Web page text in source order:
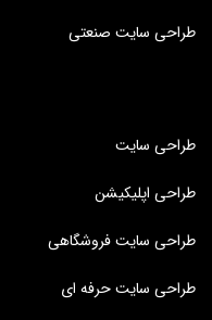
طراحی سایت صنعتی
طراحی سایت
طراحی اپلیکیشن
طراحی سایت فروشگاهی
طراحی سایت حرفه ای